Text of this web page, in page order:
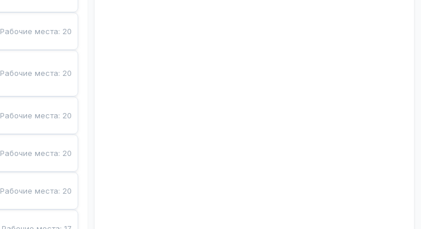
Рабочие места: 20
Рабочие места: 20
Рабочие места: 20
Рабочие места: 20
Рабочие места: 20